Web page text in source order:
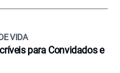
VIDA
para Convidados e